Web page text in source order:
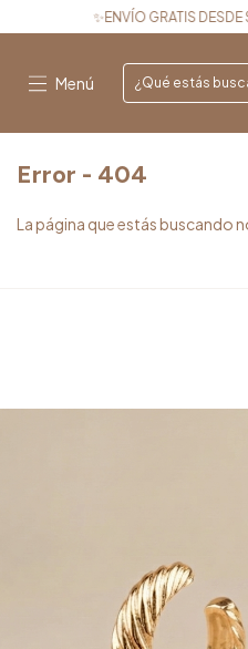
GRATIS DESDE $200.000✨
Menú
Error - 404
La página que estás buscando